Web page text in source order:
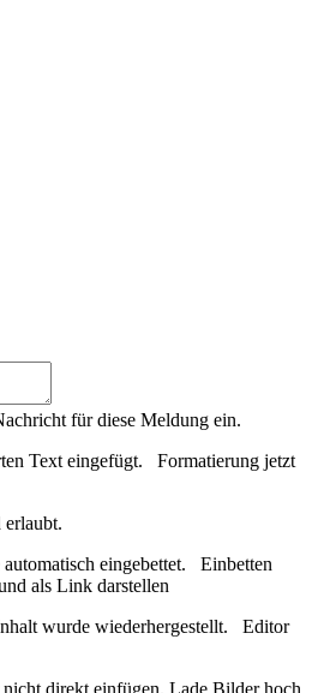
für diese Meldung ein.
Text eingefügt. Formatierung jetzt
eingebettet. Einbetten
als Link darstellen
wurde wiederhergestellt. Editor